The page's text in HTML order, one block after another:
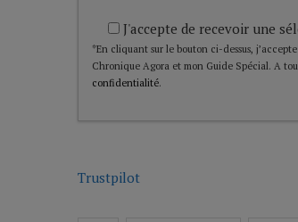
J'accepte de recevoir une
*En cliquant sur le bouton ci-dessus,
Chronique Agora et mon Guide Spécial. A
confidentialité.
Trustpilot